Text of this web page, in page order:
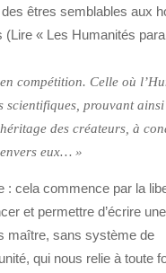
êtres semblables aux
« Les Humanités
compétition. Celle où
prouvant ainsi
des créateurs, à
eux… »
: cela commence par la
et permettre d’écrire une
maître, sans système de
qui nous relie à toute